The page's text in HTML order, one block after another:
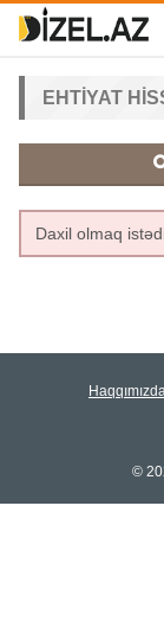
EHTIYAT
Daxil olmaq
©